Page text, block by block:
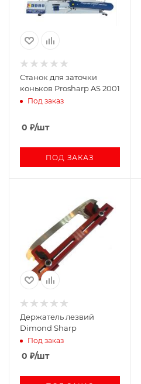
Станок для заточки
коньков Prosharp AS 2001
Под заказ
0 ₽/шт
ПОД ЗАКАЗ
Держатель лезвий
Dimond Sharp
Под заказ
0 ₽/шт